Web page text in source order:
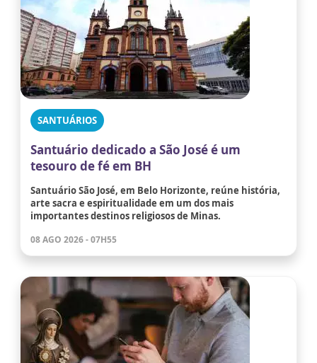
SANTUÁRIOS
Santuário dedicado a São José é um
tesouro de fé em BH
Santuário São José, em Belo Horizonte, reúne história,
arte sacra e espiritualidade em um dos mais
importantes destinos religiosos de Minas.
08 AGO 2026 - 07H55